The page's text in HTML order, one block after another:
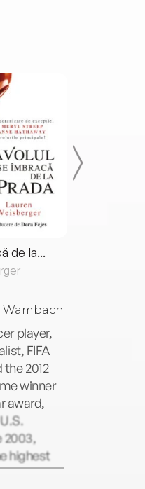
de la...
player,
FIFA
2012
winner
award,
2003,
highest
holds